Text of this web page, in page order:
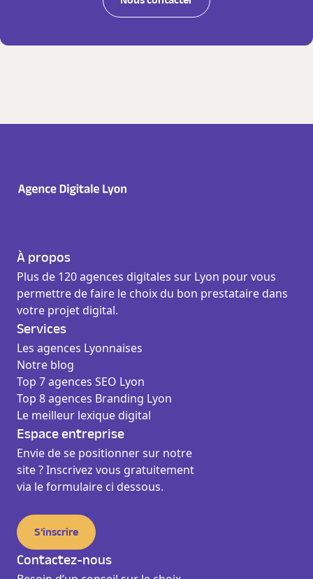
À propos
Plus de 120 agences digitales sur Lyon pour vous
permettre de faire le choix du bon prestataire dans
votre projet digital.
Services
Les agences Lyonnaises
Notre blog
Top 7 agences SEO Lyon
Top 8 agences Branding Lyon
Le meilleur lexique digital
Espace entreprise
Envie de se positionner sur notre
site ? Inscrivez vous gratuitement
via le formulaire ci dessous.
S’inscrire
Contactez-nous